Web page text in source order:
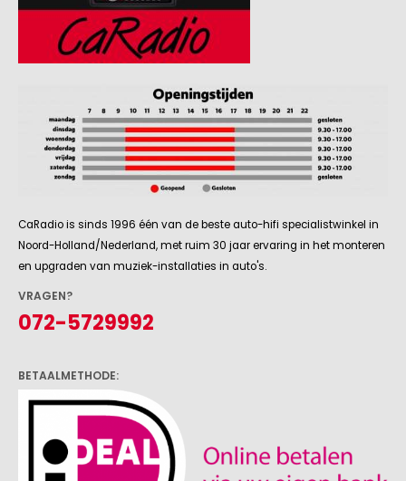
Noord-Holland/Nederland, met ruim 30 jaar ervaring in het monteren
en upgraden van muziek-installaties in auto's.
072-5729992